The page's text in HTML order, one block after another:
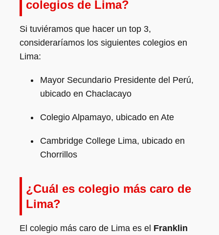
colegios de Lima?
Si tuviéramos que hacer un top 3,
consideraríamos los siguientes colegios en
Lima:
Mayor Secundario Presidente del Perú,
ubicado en Chaclacayo
Colegio Alpamayo, ubicado en Ate
Cambridge College Lima, ubicado en
Chorrillos
¿Cuál es colegio más caro de
Lima?
El colegio más caro de Lima es el Franklin